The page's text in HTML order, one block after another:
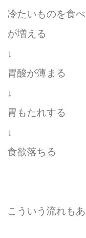
冷たいものを食
が増える
↓
胃酸が薄まる
↓
胃もたれする
↓
食欲落ちる
こういう流れもあ